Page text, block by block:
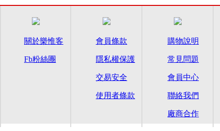
關於樂惟客
Fb粉絲團
會員條款
隱私權保護
交易安全
使用者條款
購物說明
常見問題
會員中心
聯絡我們
廠商合作